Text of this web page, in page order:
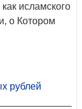
исламского
о Котором
рублей